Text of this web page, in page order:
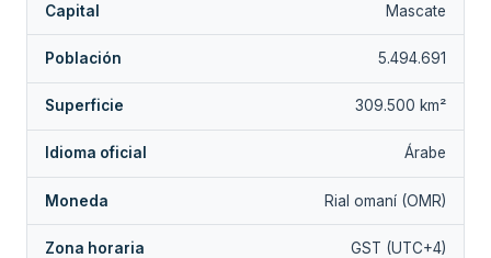
Capital Mascate
Población 5.494.691
Superficie 309.500 km²
Idioma oficial Árabe
Moneda Rial omaní (OMR)
Zona horaria GST (UTC+4)